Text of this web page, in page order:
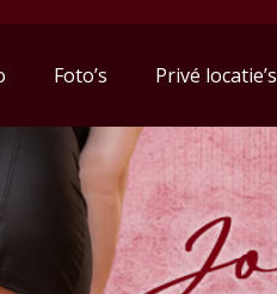
Foto’s Privé locatie’s